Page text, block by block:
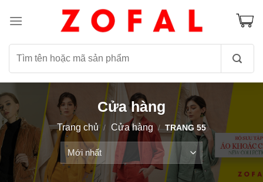
kiếm:
Cửa hàng
Trang chủ / Cửa hàng / TRANG 55